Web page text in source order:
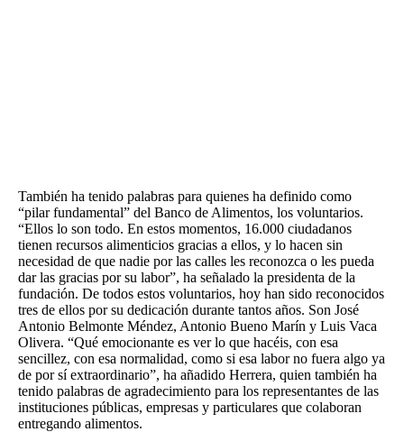
También ha tenido palabras para quienes ha definido como
“pilar fundamental” del Banco de Alimentos, los voluntarios.
“Ellos lo son todo. En estos momentos, 16.000 ciudadanos
tienen recursos alimenticios gracias a ellos, y lo hacen sin
necesidad de que nadie por las calles les reconozca o les pueda
dar las gracias por su labor”, ha señalado la presidenta de la
fundación. De todos estos voluntarios, hoy han sido reconocidos
tres de ellos por su dedicación durante tantos años. Son José
Antonio Belmonte Méndez, Antonio Bueno Marín y Luis Vaca
Olivera. “Qué emocionante es ver lo que hacéis, con esa
sencillez, con esa normalidad, como si esa labor no fuera algo ya
de por sí extraordinario”, ha añadido Herrera, quien también ha
tenido palabras de agradecimiento para los representantes de las
instituciones públicas, empresas y particulares que colaboran
entregando alimentos.